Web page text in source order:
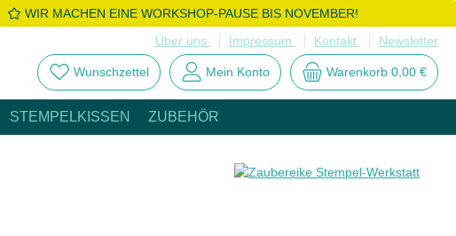
WIR MACHEN EINE WORKSHOP-PAUSE BIS NOVEMBER!
Über uns
Impressum Kontakt Newsletter
Wunschzettel Mein Konto Warenkorb 0,00 €
STEMPELKISSEN ZUBEHÖR